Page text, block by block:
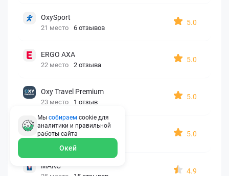
OxySport
21 место 6 отзывов
5.0
ERGO AXA
22 место 2 отзыва
5.0
Oxy Travel Premium
23 место 1 отзыв
5.0
УралСиб
24 место 1 отзыв
5.0
МАКС
4.9
Мы собираем cookie для
аналитики и правильной
работы сайта
Окей